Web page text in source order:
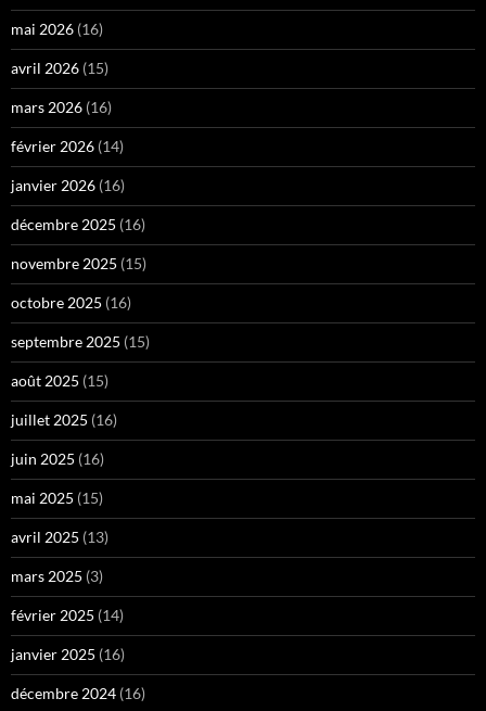
mai 2026 (16)
avril 2026 (15)
mars 2026 (16)
février 2026 (14)
janvier 2026 (16)
décembre 2025 (16)
novembre 2025 (15)
octobre 2025 (16)
septembre 2025 (15)
août 2025 (15)
juillet 2025 (16)
juin 2025 (16)
mai 2025 (15)
avril 2025 (13)
mars 2025 (3)
février 2025 (14)
janvier 2025 (16)
décembre 2024 (16)